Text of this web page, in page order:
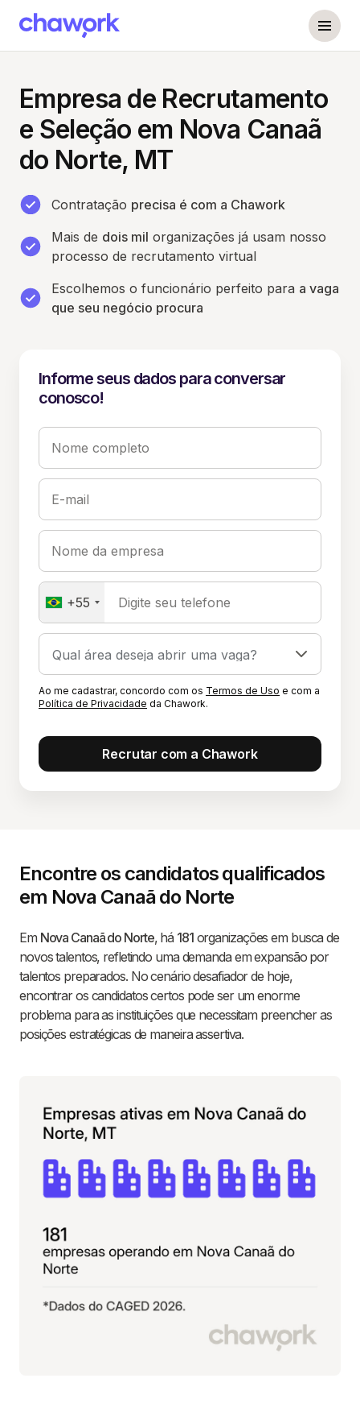
Empresa de Recrutamento
e Seleção em Nova Canaã
do Norte, MT
Contratação precisa é com a Chawork
Mais de dois mil organizações já usam nosso
processo de recrutamento virtual
Escolhemos o funcionário perfeito para a vaga
que seu negócio procura
Informe seus dados para conversar
conosco!
Nome completo
E-mail
Nome da empresa
+55 Digite seu telefone
Ao me cadastrar, concordo com os Termos de Uso e com a
Política de Privacidade da Chawork.
Recrutar com a Chawork
Encontre os candidatos qualificados
em Nova Canaã do Norte
Em Nova Canaã do Norte, há 181organizações em busca de
novos talentos, refletindo uma demanda em expansão por
talentos preparados. No cenário desafiador de hoje,
encontrar os candidatos certos pode ser um enorme
problema para as instituições que necessitam preencher as
posições estratégicas de maneira assertiva.